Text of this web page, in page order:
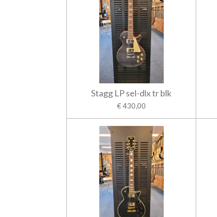
Stagg LP sel-dlx tr blk
€ 430,00